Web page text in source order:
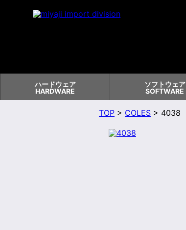
ハードウェア
HARDWARE
ソフトウェア
SOFTWARE
TOP> COLES> 4038